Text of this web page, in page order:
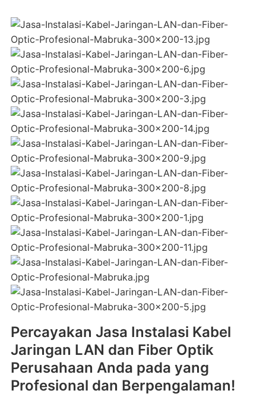
Percayakan Jasa Instalasi Kabel
Jaringan LAN dan Fiber Optik
Perusahaan Anda pada yang
Profesional dan Berpengalaman!